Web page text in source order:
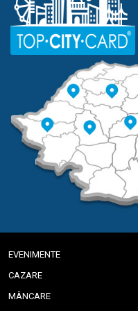
EVENIMENTE
CAZARE
MÂNCARE